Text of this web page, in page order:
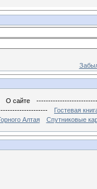
О сайте
Гостевая
Алтая Спутниковые